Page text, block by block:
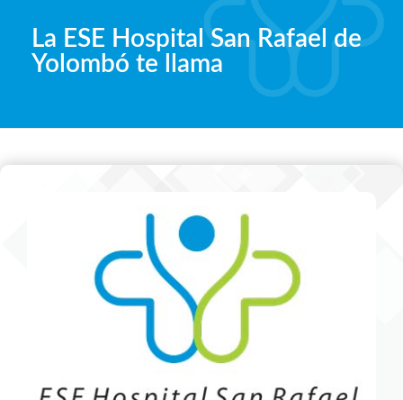
La ESE Hospital San Rafael de
Yolombó te llama